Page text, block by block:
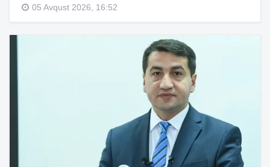
05 Avqust 2026, 16:52